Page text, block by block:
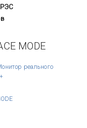
MODE
реального